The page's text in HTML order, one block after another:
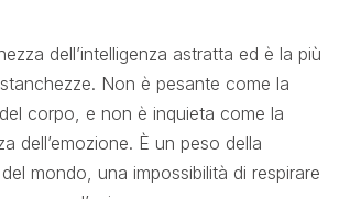
dell’intelligenza astratta ed è la più
Non è pesante come la
corpo, e non è inquieta come la
dell’emozione. È un peso della
mondo, una impossibilità di respirare